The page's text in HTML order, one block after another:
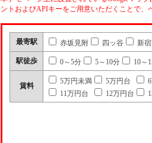
ントおよびAPIキーをご用意いただくことで、
最寄駅 赤坂見附 四ッ谷 新宿
駅徒歩 0～5分 5～10分 10～
賃料
5万円未満 5万円台
11万円台
12万円台